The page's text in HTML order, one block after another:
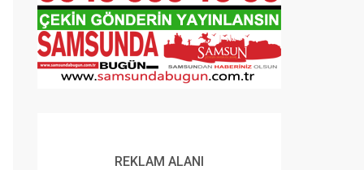
REKLAM ALANI